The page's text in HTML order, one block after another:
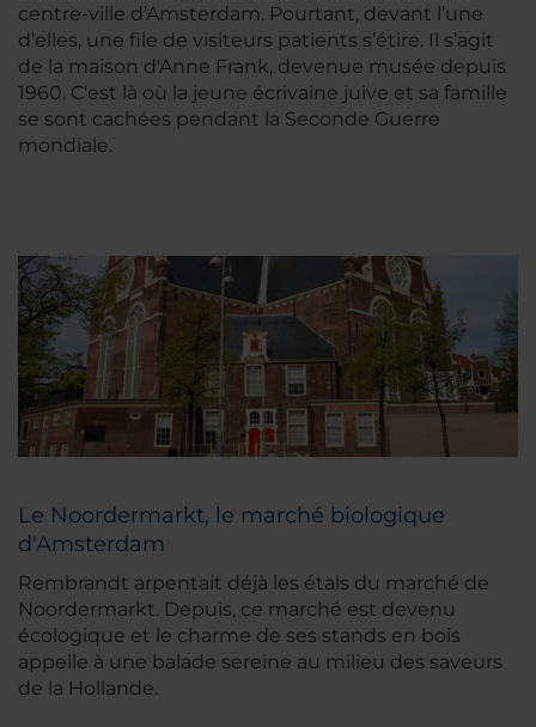
centre-ville d’Amsterdam. Pourtant, devant l’une
d’elles, une file de visiteurs patients s’étire. Il s’agit
de la maison d'Anne Frank, devenue musée depuis
1960. C'est là où la jeune écrivaine juive et sa famille
se sont cachées pendant la Seconde Guerre
mondiale.
Le Noordermarkt, le marché biologique
d'Amsterdam
Rembrandt arpentait déjà les étals du marché de
Noordermarkt. Depuis, ce marché est devenu
écologique et le charme de ses stands en bois
appelle à une balade sereine au milieu des saveurs
de la Hollande.